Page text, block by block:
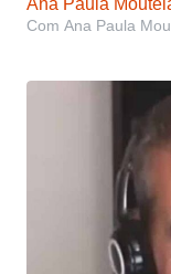
Ana Paula
Com Ana Paula